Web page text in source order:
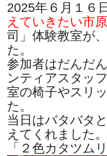
2025年６月１６
えていきたい市
司」体験教室が
た。
参加者はだんだ
ンティアスタッ
室の椅子やスリ
た。
当日はバタバタ
えてくれました
「２色カタツム